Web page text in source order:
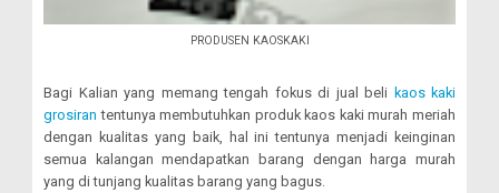
PRODUSEN KAOSKAKI
Bagi Kalian yang memang tengah fokus di jual beli kaos kaki
grosiran tentunya membutuhkan produk kaos kaki murah meriah
dengan kualitas yang baik, hal ini tentunya menjadi keinginan
semua kalangan mendapatkan barang dengan harga murah
yang di tunjang kualitas barang yang bagus.